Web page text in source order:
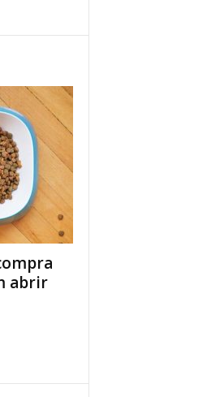
abrir